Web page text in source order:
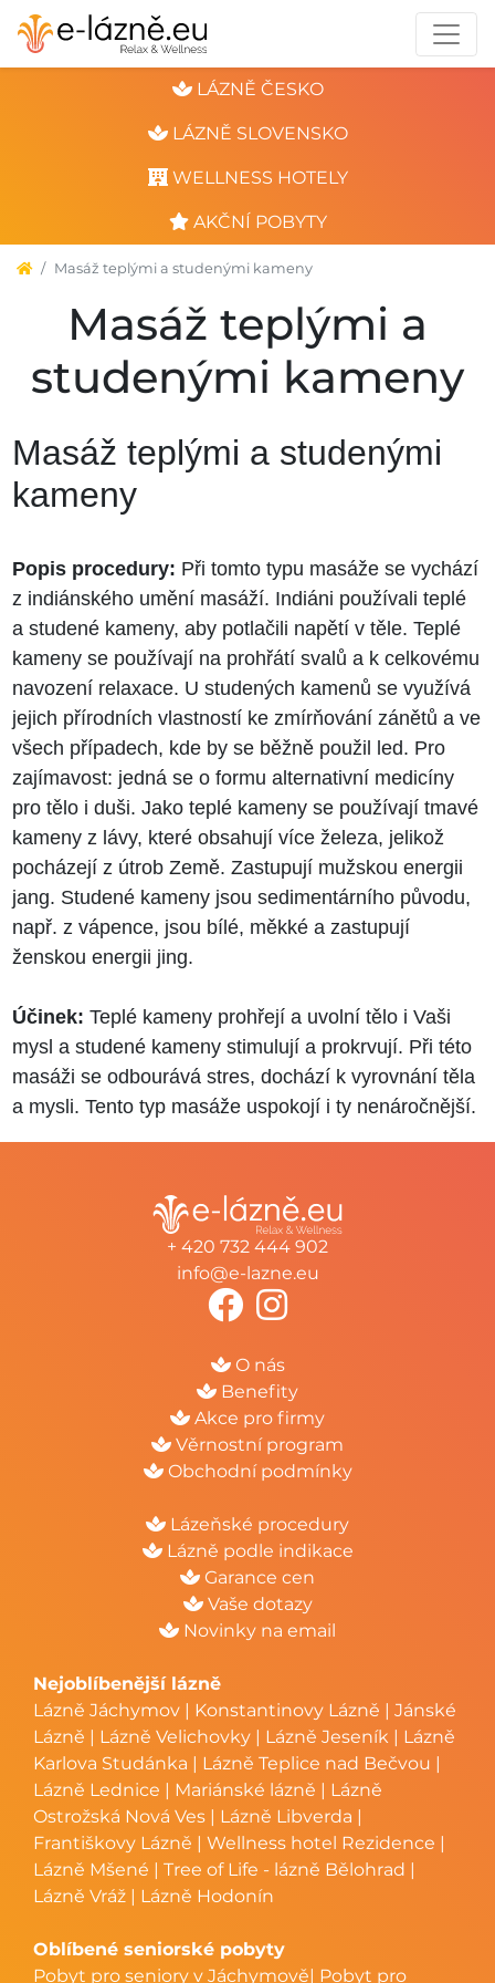
LÁZNĚ ČESKO
LÁZNĚ SLOVENSKO
WELLNESS HOTELY
AKČNÍ POBYTY
Masáž teplými a
studenými kameny
Masáž teplými a studenými kameny
Masáž teplými a studenými
kameny
Popis procedury: Při tomto typu masáže se vychází
z indiánského umění masáží. Indiáni používali teplé
a studené kameny, aby potlačili napětí v těle. Teplé
kameny se používají na prohřátí svalů a k celkovému
navození relaxace. U studených kamenů se využívá
jejich přírodních vlastností ke zmírňování zánětů a ve
všech případech, kde by se běžně použil led. Pro
zajímavost: jedná se o formu alternativní medicíny
pro tělo i duši. Jako teplé kameny se používají tmavé
kameny z lávy, které obsahují více železa, jelikož
pocházejí z útrob Země. Zastupují mužskou energii
jang. Studené kameny jsou sedimentárního původu,
např. z vápence, jsou bílé, měkké a zastupují
ženskou energii jing.
Účinek:Teplé kameny prohřejí a uvolní tělo i Vaši
mysl a studené kameny stimulují a prokrvují. Při této
masáži se odbourává stres, dochází k vyrovnání těla
a mysli. Tento typ masáže uspokojí i ty nenáročnější.
+ 420 732 444 902
info@e-lazne.eu
O nás
Benefity
Akce pro firmy
Věrnostní program
Obchodní podmínky
Lázeňské procedury
Lázně podle indikace
Garance cen
Vaše dotazy
Novinky na email
Nejoblíbenější lázně
Lázně Jáchymov | Konstantinovy Lázně | Jánské
Lázně | Lázně Velichovky | Lázně Jeseník | Lázně
Karlova Studánka | Lázně Teplice nad Bečvou |
Lázně Lednice | Mariánské lázně | Lázně
Ostrožská Nová Ves | Lázně Libverda |
Františkovy Lázně | Wellness hotel Rezidence |
Lázně Mšené | Tree of Life - lázně Bělohrad |
Lázně Vráž | Lázně Hodonín
Oblíbené seniorské pobyty
Pobyt pro seniory v Jáchymově| Pobyt pro